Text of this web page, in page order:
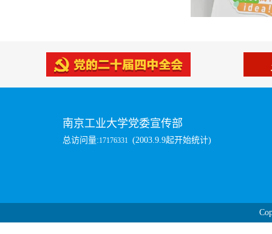
南京工业大学党委宣传部
总访问量:17176331 (2003.9.9起开始统计)